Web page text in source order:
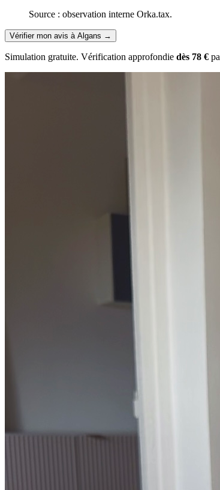
Source : observation interne Orka.tax.
Vérifier mon avis à Algans →
Simulation gratuite. Vérification approfondie dès 78 €